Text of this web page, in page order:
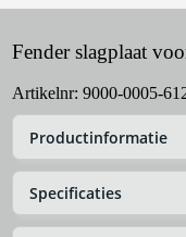
Fender slagplaat
Artikelnr: 9000-0005-
Productinformatie
Specificaties